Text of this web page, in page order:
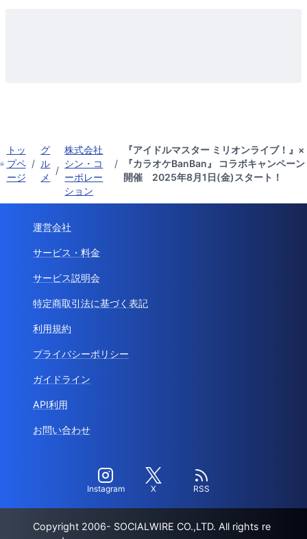
トッ
プペ
ージ
/
グ
ル
メ
/
株式会社
シン・コ
ーポレー
ション
/
『アイドルマスター ミリオンライブ！』×
『カラオケBanBan』 コラボキャンペーン
開催 2025年8月1日(金)スタート！
運営会社
サービス・料金
サービス説明会
特定商取引法に基づく表記
利用規約
プライバシーポリシー
ガイドライン
API利用
お問い合わせ
Instagram X RSS
Copyright 2006- SOCIALWIRE CO.,LTD. All rights re